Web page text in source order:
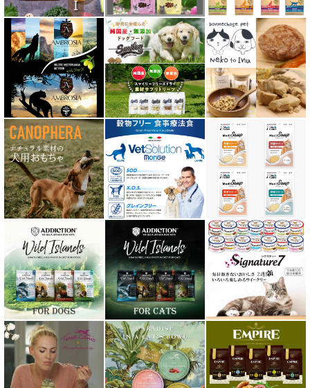
テラカニス TerraCanis
テラフェリス TerraFelis
テラカニス ハーバルヒーローズ
トライバル TRIBAL
ナチュラルコード NATURAL CODE
ナチュラルハーベスト Natural Harvest
Nanki Japan ナンキジャパン
ニュートライプ NUTRIPE
ｐＨ バランス キャット ウォーター
ネイチャーベット NaturVet
バーキングヘッズ BARKING HEADS
ハーロウブレンド Harlow Blend